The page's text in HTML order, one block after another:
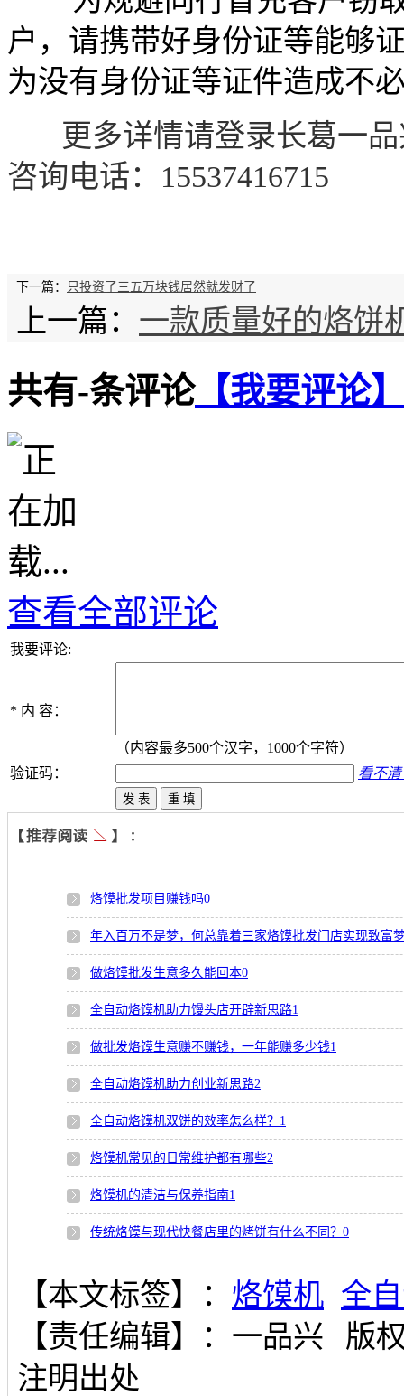
户，请携带好身份证等能够
为没有身份证等证件造成不
更多详情请登录长葛一品
咨询电话： 15537416715
下一篇： 只投资了三五万块钱居然就发财了
上一篇： 一款质量好的烙饼
共有-条评论【我要评论
查看全部评论
我要评论:
* 内 容：
（内容最多500个汉字，1000个字符）
验证码：
看不
烙馍批发项目赚钱吗0
年入百万不是梦，何总靠着三家烙馍批发门店实现致富
做烙馍批发生意多久能回本0
全自动烙馍机助力馒头店开辟新思路1
做批发烙馍生意赚不赚钱，一年能赚多少钱1
全自动烙馍机助力创业新思路2
全自动烙馍机双饼的效率怎么样？ 1
烙馍机常见的日常维护都有哪些2
烙馍机的清洁与保养指南1
传统烙馍与现代快餐店里的烤饼有什么不同？ 0
【本文标签】： 烙馍机 全
【责任编辑】： 一品兴
版
注明出处